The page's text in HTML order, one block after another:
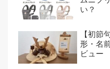
い？
【初節
形・名
ビュー